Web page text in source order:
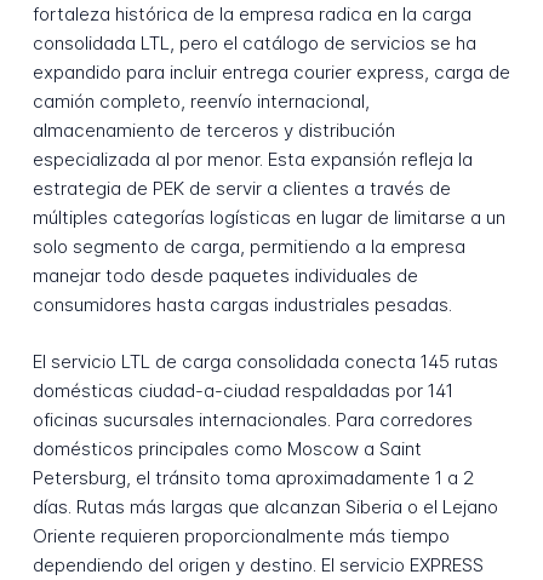
fortaleza histórica de la empresa radica en la carga
consolidada LTL, pero el catálogo de servicios se ha
expandido para incluir entrega courier express, carga de
camión completo, reenvío internacional,
almacenamiento de terceros y distribución
especializada al por menor. Esta expansión refleja la
estrategia de PEK de servir a clientes a través de
múltiples categorías logísticas en lugar de limitarse a un
solo segmento de carga, permitiendo a la empresa
manejar todo desde paquetes individuales de
consumidores hasta cargas industriales pesadas.
El servicio LTL de carga consolidada conecta 145 rutas
domésticas ciudad-a-ciudad respaldadas por 141
oficinas sucursales internacionales. Para corredores
domésticos principales como Moscow a Saint
Petersburg, el tránsito toma aproximadamente 1 a 2
días. Rutas más largas que alcanzan Siberia o el Lejano
Oriente requieren proporcionalmente más tiempo
dependiendo del origen y destino. El servicio EXPRESS